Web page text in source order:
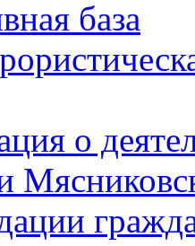
база
о